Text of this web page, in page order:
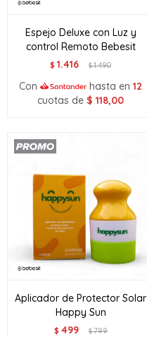
Espejo Deluxe con Luz y
control Remoto Bebesit
$ 1.416 $1.490
Con hasta en 12
cuotas de $ 118,00
Aplicador de Protector Solar
Happy Sun
$ 499 $799